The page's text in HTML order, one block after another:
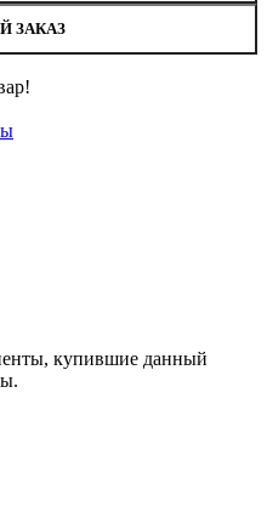
ЗАКАЗ
купившие данный